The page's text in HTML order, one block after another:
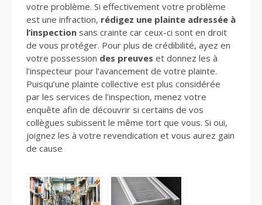
votre problème. Si effectivement votre problème
est une infraction, rédigez une plainte adressée à
l’inspection sans crainte car ceux-ci sont en droit
de vous protéger. Pour plus de crédibilité, ayez en
votre possession des preuves et donnez les à
l’inspecteur pour l’avancement de votre plainte.
Puisqu’une plainte collective est plus considérée
par les services de l’inspection, menez votre
enquête afin de découvrir si certains de vos
collègues subissent le même tort que vous. Si oui,
joignez les à votre revendication et vous aurez gain
de cause